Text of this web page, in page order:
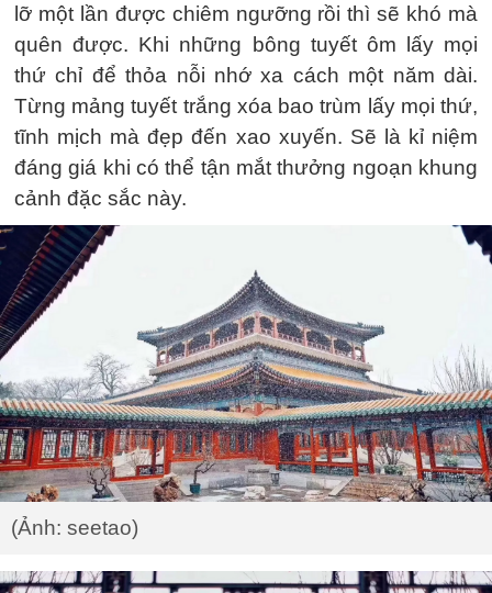
lỡ một lần được chiêm ngưỡng rồi thì sẽ khó mà
quên được. Khi những bông tuyết ôm lấy mọi
thứ chỉ để thỏa nỗi nhớ xa cách một năm dài.
Từng mảng tuyết trắng xóa bao trùm lấy mọi thứ,
tĩnh mịch mà đẹp đến xao xuyến. Sẽ là kỉ niệm
đáng giá khi có thể tận mắt thưởng ngoạn khung
cảnh đặc sắc này.
(Ảnh: seetao)